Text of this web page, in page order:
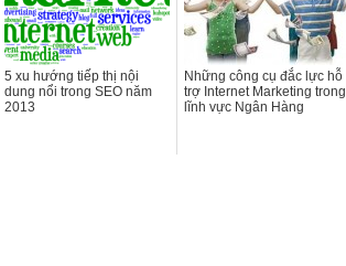
5 xu hướng tiếp thị nội
dung nổi trong SEO năm
2013
Những công cụ đắc lực hỗ
trợ Internet Marketing trong
lĩnh vực Ngân Hàng